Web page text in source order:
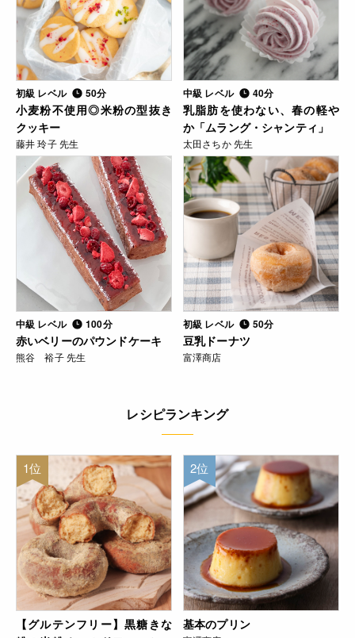
初級 レベル 50分
小麦粉不使用◎米粉の型抜き
クッキー
藤井 玲子 先生
中級 レベル 40分
乳脂肪を使わない、春の軽や
か「ムラング・シャンティ」
太田さちか 先生
中級 レベル 100分
赤いベリーのパウンドケーキ
熊谷 裕子 先生
初級 レベル 50分
豆乳ドーナツ
富澤商店
レシピランキング
1位
【グルテンフリー】黒糖きな
2位
基本のプリン